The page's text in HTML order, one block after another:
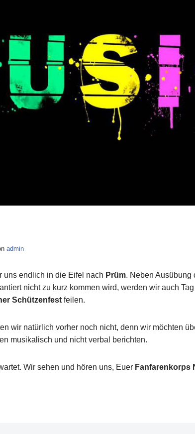
admin
uns endlich in die Eifel nach Prüm. Neben Ausübung
nicht zu kurz kommen wird, werden wir auch
Schützenfest feilen.
wir natürlich vorher noch nicht, denn wir möchten
musikalisch und nicht verbal berichten.
Wir sehen und hören uns, Euer Fanfarenkorps